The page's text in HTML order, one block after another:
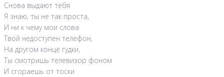
Снова выдают тебя
Я знаю, ты не так проста,
И ни к чему мои слова
Твой недоступен телефон,
На другом конце гудки,
Ты смотришь телевизор фоном
И сгораешь от тоски